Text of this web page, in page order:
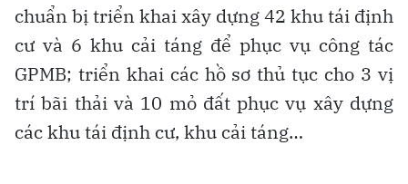
chuẩn bị triển khai xây dựng 42 khu tái định
cư và 6 khu cải táng để phục vụ công tác
GPMB; triển khai các hồ sơ thủ tục cho 3 vị
trí bãi thải và 10 mỏ đất phục vụ xây dựng
các khu tái định cư, khu cải táng…